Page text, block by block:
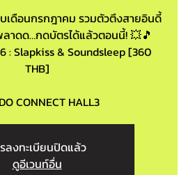
เดือนกรกฎาคม รวมตัวตึงสายอินดี้
าดด…กดบัตรได้แล้วตอนนี้! 💥🎵
: Slapkiss & Soundsleep [360
THB]
CONNECT HALL3
ลงทะเบียนปิดแล้ว
ดูอีเวนท์อื่น